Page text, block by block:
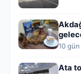
10
Ata